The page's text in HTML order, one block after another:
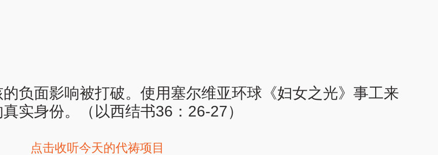
的负面影响被打破。使用塞尔维亚环球《妇女之光》事工来
实身份。（以西结书36：26-27）
点击收听今天的代祷项目